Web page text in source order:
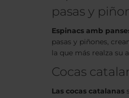
pasas y
Espinacs amb
pasas y piñones,
la que más realza su
Cocas
Las cocas catalanas